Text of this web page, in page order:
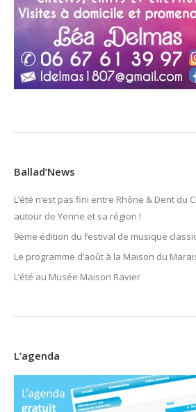
Ballad’News
L’été n’est pas fini entre Rhône & Dent du
autour de Yenne et sa région !
9ème édition du festival de musique
Le programme d’août à la Maison du
L’été au Musée Maison Ravier
L’agenda